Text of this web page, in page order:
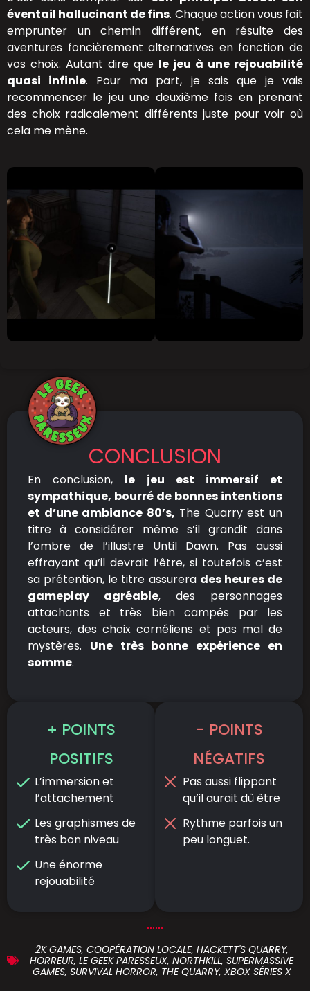
éventail hallucinant de fins. Chaque action vous fait
emprunter un chemin différent, en résulte des
aventures foncièrement alternatives en fonction de
vos choix. Autant dire que le jeu à une rejouabilité
quasi infinie. Pour ma part, je sais que je vais
recommencer le jeu une deuxième fois en prenant
des choix radicalement différents juste pour voir où
cela me mène.
CONCLUSION
En conclusion, le jeu est immersif et
sympathique, bourré de bonnes intentions
et d’une ambiance 80’s, The Quarry est un
titre à considérer même s’il grandit dans
l’ombre de l’illustre Until Dawn. Pas aussi
effrayant qu’il devrait l’être, si toutefois c’est
sa prétention, le titre assurera des heures de
gameplay agréable, des personnages
attachants et très bien campés par les
acteurs, des choix cornéliens et pas mal de
mystères. Une très bonne expérience en
somme.
+ POINTS
POSITIFS
L’immersion et
l’attachement
Les graphismes de
très bon niveau
Une énorme
rejouabilité
- POINTS
NÉGATIFS
Pas aussi flippant
qu’il aurait dû être
Rythme parfois un
peu longuet.
2K GAMES, COOPÉRATION LOCALE, HACKETT'S QUARRY,
HORREUR, LE GEEK PARESSEUX, NORTHKILL, SUPERMASSIVE
GAMES, SURVIVAL HORROR, THE QUARRY, XBOX SÉRIES X